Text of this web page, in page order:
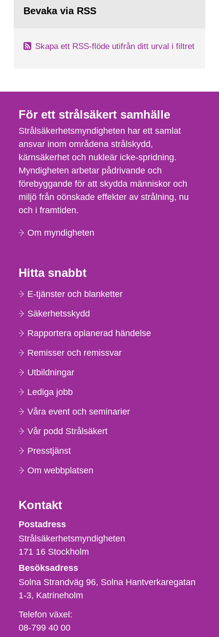
tillståndsansökningar enligt kärntekniklagen.
sida:Bevaka via RSS
Skapa ett RSS-flöde utifrån ditt urval i filtret
För ett strålsäkert samhälle
Strålsäkerhetsmyndigheten har ett samlat
ansvar inom områdena strålskydd,
kärnsäkerhet och nukleär icke-spridning.
Myndigheten arbetar pådrivande och
förebyggande för att skydda människor och
miljö från oönskade effekter av strålning, nu
och i framtiden.
Om myndigheten
Hitta snabbt
E-tjänster och blanketter
Säkerhetsskydd
Rapportera oplanerad händelse
Remisser och remissvar
Utbildningar
Lediga jobb
Våra event och seminarier
Vår podd Strålsäkert
Presstjänst
Om webbplatsen
Kontakt
Strålsäkerhetsmyndigheten
Postadress
Strålsäkerhetsmyndigheten
171 16 Stockholm
Besöksadress
Solna Strandväg 96, Solna Hantverkaregatan
1-3 Katrineholm
Telefon,
fax
Telefon växel:
08-799 40 00